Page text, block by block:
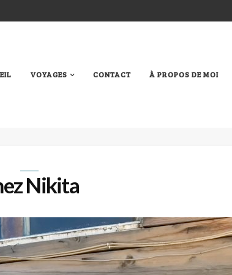
VOYAGES CONTACT À PROPOS DE MOI
Nikita